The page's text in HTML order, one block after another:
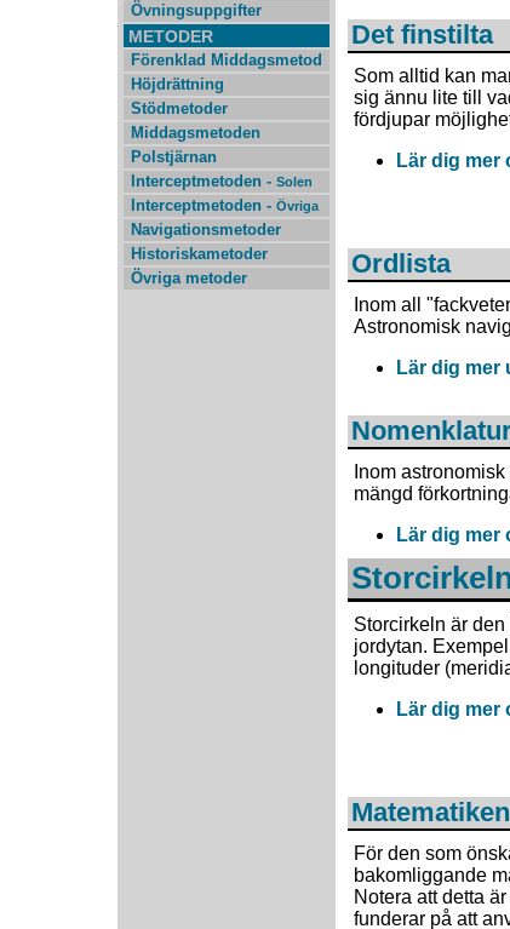
Övningsuppgifter
METODER
Förenklad Middagsmetod
Höjdrättning
Stödmetoder
Middagsmetoden
Polstjärnan
Interceptmetoden - Solen
Interceptmetoden - Övriga
Navigationsmetoder
Historiskametoder
Övriga metoder
Det finstilta
Som alltid kan
sig ännu lite till
fördjupar
Lär dig mer
Ordlista
Inom all
Astronomisk
Lär dig mer
Inom
mängd
Lär dig mer
Storcirkeln är
jordytan.
longituder
Lär dig mer
Matematiken
För den som
bakomliggande
Notera att detta
funderar på att